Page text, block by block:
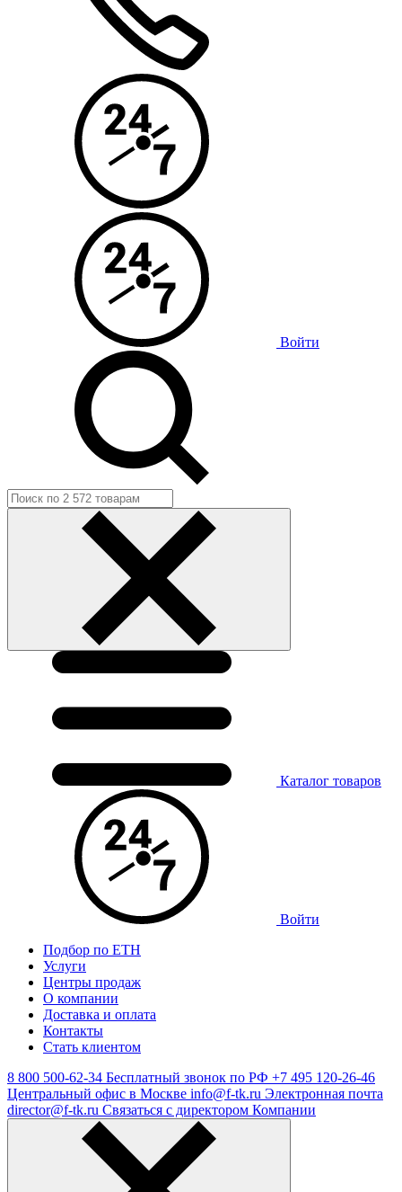
Войти
Каталог товаров
Войти
Подбор по ЕТН
Услуги
Центры продаж
О компании
Доставка и оплата
Контакты
Стать клиентом
8 800 500-62-34 Бесплатный звонок по РФ +7 495 120-26-46
Центральный офис в Москве info@f-tk.ru Электронная почта
director@f-tk.ru Связаться с директором Компании